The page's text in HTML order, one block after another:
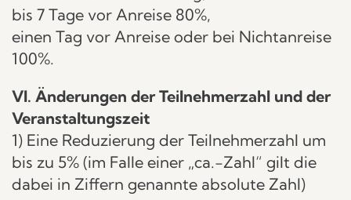
bis 7 Tage vor Anreise 80%,
einen Tag vor Anreise oder bei Nichtanreise
100%.
VI. Änderungen der Teilnehmerzahl und der
Veranstaltungszeit
1) Eine Reduzierung der Teilnehmerzahl um
bis zu 5% (im Falle einer „ca.-Zahl“ gilt die
dabei in Ziffern genannte absolute Zahl)